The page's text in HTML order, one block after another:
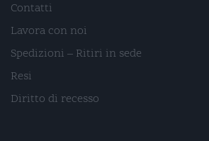
Contatti
Lavora con noi
Spedizioni – Ritiri in sede
Resi
Diritto di recesso